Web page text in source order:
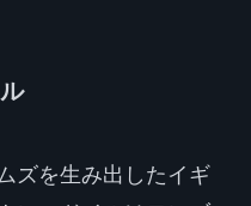
ズを生み出したイギ